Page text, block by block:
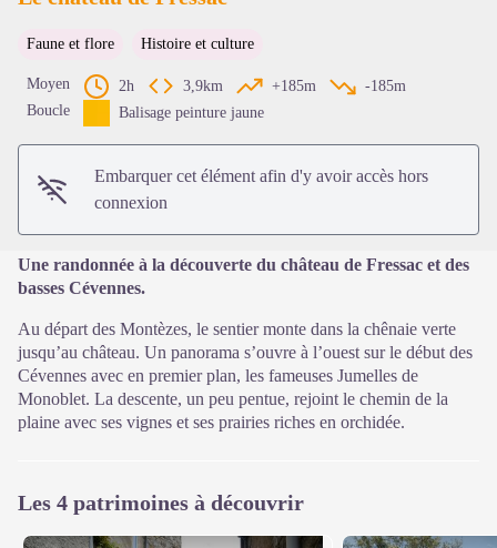
Voir l'image en plein écran
Faune et flore Histoire et culture
Moyen 2h 3,9km +185m
-185m
Boucle
Balisage peinture jaune
Embarquer cet élément afin d'y avoir accès hors
connexion
Une randonnée à la découverte du château de Fressac et des
basses Cévennes.
Au départ des Montèzes, le sentier monte dans la chênaie verte
jusqu’au château. Un panorama s’ouvre à l’ouest sur le début des
Cévennes avec en premier plan, les fameuses Jumelles de
Monoblet. La descente, un peu pentue, rejoint le chemin de la
plaine avec ses vignes et ses prairies riches en orchidée.
Les 4 patrimoines à découvrir